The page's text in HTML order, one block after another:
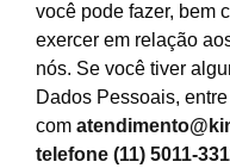
você pode fazer, bem
exercer em relação
nós. Se você tiver
Dados Pessoais,
com
telefone (11) 5011-